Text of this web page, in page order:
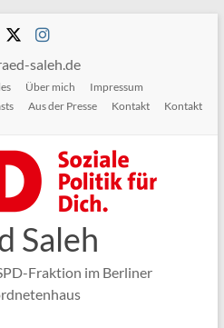
saleh.de
Über mich
Impressum
Aus der Presse Kontakt
Kontakt
Saleh
Fraktion im Berliner